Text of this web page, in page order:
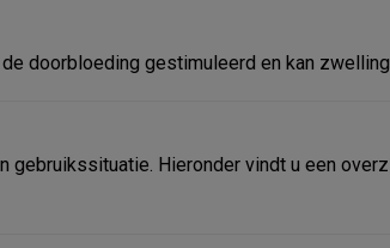
doorbloeding gestimuleerd en kan
gebruikssituatie. Hieronder vindt u een